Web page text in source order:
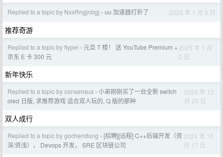
Replied to a topic by NxxRngjnbgj › uu 加速器打折了 2025 年 1 月 3 日
推荐奇游
Replied to a topic by flypei › 元旦 T 楼！ 送 YouTube Premium +
京东 E 卡 300 元
2025 年 1 月
2 日
新年快乐
Replied to a topic by consensus › 小弟刚刚买了一台全新 switch
oled 日版, 求推荐游戏 适合双人玩的, Q 版的那种
2024 年 12
月 23 日
双人成行
Replied to a topic by gochendong › [招聘[[远程] C++后端开发（资
深/资浅）， Devops 开发， SRE 区块链公司
2024 年 10
月 17 日